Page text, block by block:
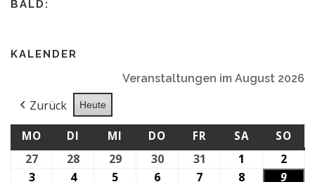
BALD:
KALENDER
Veranstaltungen im August 2026
Zurück Heute
MO MONTAG
DI DIENSTAG
MI MITTWOCH
DO DONNERSTAG
FRFREITAG
SASAMSTAG
SO
27
28 2929.
3030.
31 1
August
2
33.
44.
5 6 7 8 9